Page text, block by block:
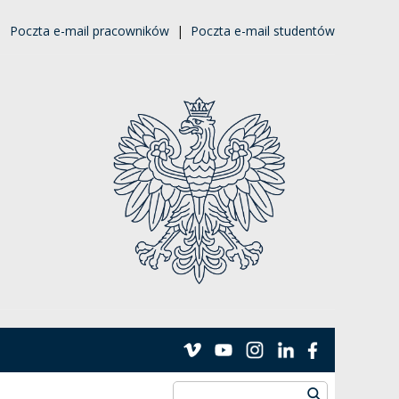
Poczta e-mail pracowników | Poczta e-mail studentów